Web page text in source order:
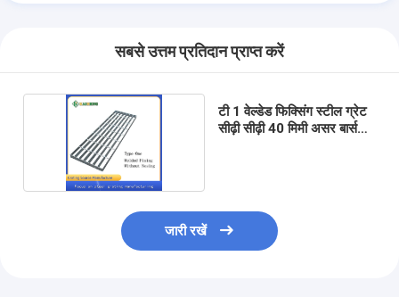
सबसे उत्तम प्रतिदान प्राप्त करें
टी 1 वेल्डेड फिक्सिंग स्टील ग्रेट
सीढ़ी सीढ़ी 40 मिमी असर बार्स
जारी रखें